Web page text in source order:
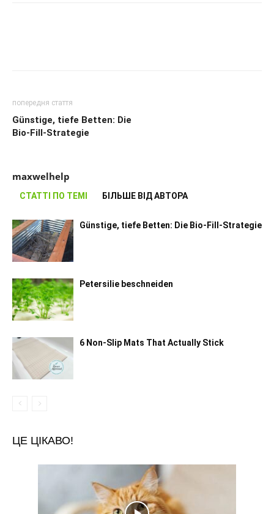
попередня стаття
Günstige, tiefe Betten: Die
Bio-Fill-Strategie
maxwelhelp
СТАТТІ ПО ТЕМІ БІЛЬШЕ ВІД АВТОРА
Günstige, tiefe Betten: Die Bio-Fill-Strategie
Petersilie beschneiden
6 Non-Slip Mats That Actually Stick
ЦЕ ЦІКАВО!